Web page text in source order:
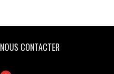
NOUS CONTACTER